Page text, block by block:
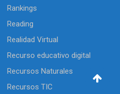
Rankings
Reading
Realidad Virtual
Recurso educativo digital
Recursos Naturales
Recursos TIC